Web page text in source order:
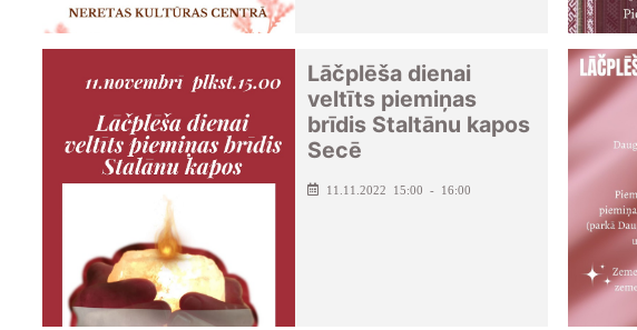
Lāčplēša dienai
veltīts piemiņas
brīdis Staltānu kapos
Secē
11.11.2022 15:00 - 16:00